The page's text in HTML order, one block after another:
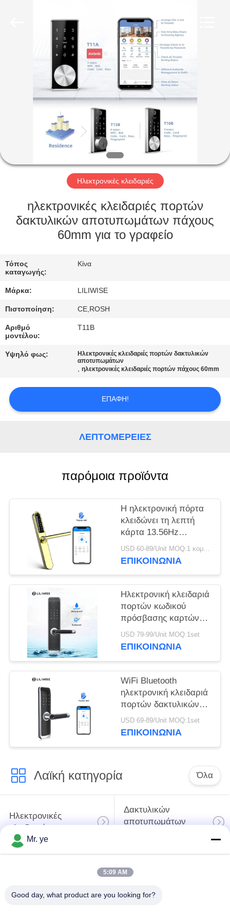
ΠΡΟΪΌΝΤΑ
ΠΕΡΊΠΟΥ
ΓΎΡΟΣ
ΕΡΓΟΣΤΑΣΊΩΝ
ΠΟΙΟΤΙΚΌΣ
ΈΛΕΓΧΟΣ
ΜΑΣ
ΕΛΆΤΕ
ΕΠΑΦΉ
ΜΕ
NEWS
ΜΥΣΤΙΚΌΤΗΤΑΣ
Ηλεκτρονικές κλειδαριές
ηλεκτρονικές κλειδαριές πορτών
δακτυλικών αποτυπωμάτων πάχους
60mm για το γραφείο
Τόπος
καταγωγής:
Κίνα
Μάρκα: LILIWISE
Πιστοποίηση: CE,ROSH
Αριθμό
μοντέλου:
T11B
Υψηλό φως:
Ηλεκτρονικές κλειδαριές πορτών δακτυλικών
αποτυπωμάτων
,ηλεκτρονικές κλειδαριές πορτών πάχους 60mm
ΕΠΑΦΉ!
ΛΕΠΤΟΜΈΡΕΙΕΣ
παρόμοια προϊόντα
Η ηλεκτρονική πόρτα
κλειδώνει τη λεπτή
κάρτα 13.56Hz
πρόσβασης MF1 WiFi
APP επιτροπής
USD 60-89/Unit MOQ:1 κομμάτι
ΕΠΙΚΟΙΝΩΝΊΑ
Ηλεκτρονική κλειδαριά
πορτών κωδικού
πρόσβασης καρτών
ασφάλειας MF1
αδιάβροχη
USD 79-99/Unit MOQ:1set
ΕΠΙΚΟΙΝΩΝΊΑ
WiFi Bluetooth
ηλεκτρονική κλειδαριά
πορτών δακτυλικών
αποτυπωμάτων
ψηφιακή ευφυής για
USD 69-89/Unit MOQ:1set
ΕΠΙΚΟΙΝΩΝΊΑ
Λαϊκή κατηγορία Όλα
Ηλεκτρονικές
κλειδαριές
Δακτυλικών
αποτυπωμάτων
Κλειδαριά πόρτας
Mr. ye
5:09 AM
Good day, what product are you looking for?